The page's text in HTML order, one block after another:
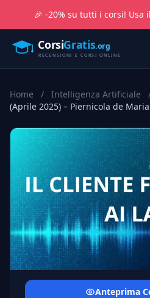
🎉 -20% su tutti i corsi! Usa
Home / Intelligenza Artificiale
(Aprile 2025) – Piernicola de Maria
Anteprima